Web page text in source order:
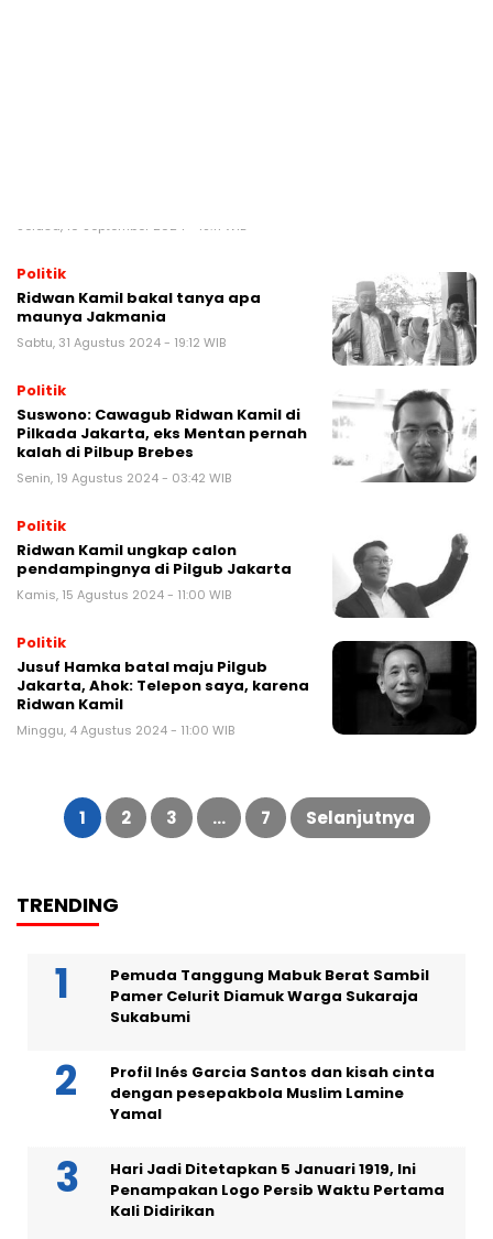
Selasa, 10 September 2024 - 18:11 WIB
Politik
Ridwan Kamil bakal tanya apa
maunya Jakmania
Sabtu, 31 Agustus 2024 - 19:12 WIB
Politik
Suswono: Cawagub Ridwan Kamil di
Pilkada Jakarta, eks Mentan pernah
kalah di Pilbup Brebes
Senin, 19 Agustus 2024 - 03:42 WIB
Politik
Ridwan Kamil ungkap calon
pendampingnya di Pilgub Jakarta
Kamis, 15 Agustus 2024 - 11:00 WIB
Politik
Jusuf Hamka batal maju Pilgub
Jakarta, Ahok: Telepon saya, karena
Ridwan Kamil
Minggu, 4 Agustus 2024 - 11:00 WIB
1 2 3 … 7 Selanjutnya
TRENDING
Pemuda Tanggung Mabuk Berat Sambil
Pamer Celurit Diamuk Warga Sukaraja
Sukabumi
Profil Inés Garcia Santos dan kisah cinta
dengan pesepakbola Muslim Lamine
Yamal
Hari Jadi Ditetapkan 5 Januari 1919, Ini
Penampakan Logo Persib Waktu Pertama
Kali Didirikan